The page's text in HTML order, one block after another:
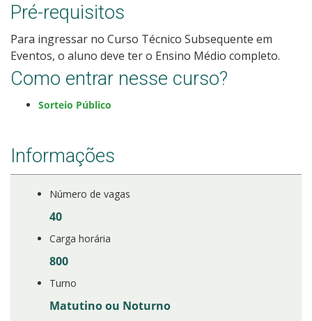
Pré-requisitos
Para ingressar no Curso Técnico Subsequente em
Eventos, o aluno deve ter o Ensino Médio completo.
Como entrar nesse curso?
Sorteio Público
Informações
Número de vagas
40
Carga horária
800
Turno
Matutino ou Noturno